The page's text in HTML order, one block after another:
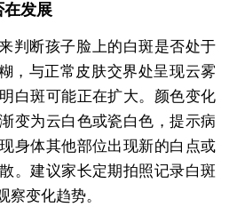
在发展
判断孩子脸上的白斑是否处于
，与正常皮肤交界处呈现云雾
白斑可能正在扩大。颜色变化
变为云白色或瓷白色，提示病
身体其他部位出现新的白点或
。建议家长定期拍照记录白斑
察变化趋势。